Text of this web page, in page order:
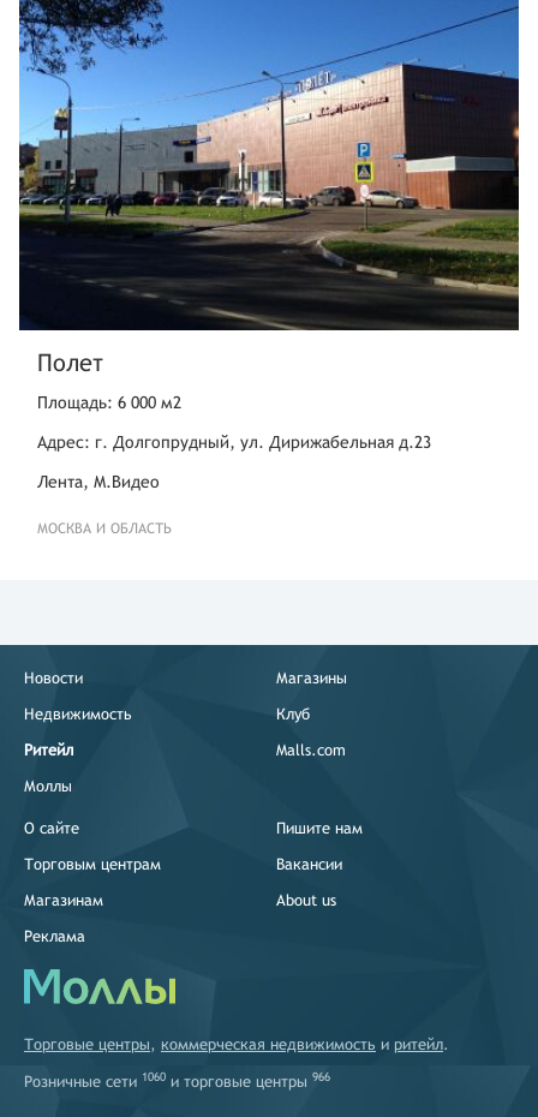
Полет
Площадь: 6 000 м2
Адрес: г. Долгопрудный, ул. Дирижабельная д.23
Лента, М.Видео
МОСКВА И ОБЛАСТЬ
Новости
Недвижимость
Ритейл
Моллы
Магазины
Клуб
Malls.com
О сайте
Торговым центрам
Магазинам
Реклама
Пишите нам
Вакансии
About us
Торговые центры, коммерческая недвижимость и ритейл.
Розничные сети 1060 и торговые центры 966